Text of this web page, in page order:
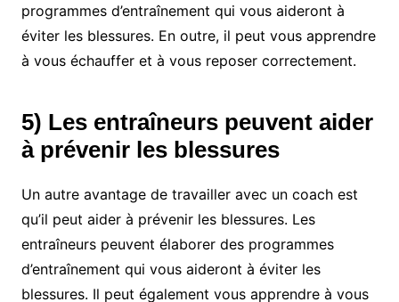
programmes d’entraînement qui vous aideront à
éviter les blessures. En outre, il peut vous apprendre
à vous échauffer et à vous reposer correctement.
5) Les entraîneurs peuvent aider
à prévenir les blessures
Un autre avantage de travailler avec un coach est
qu’il peut aider à prévenir les blessures. Les
entraîneurs peuvent élaborer des programmes
d’entraînement qui vous aideront à éviter les
blessures. Il peut également vous apprendre à vous